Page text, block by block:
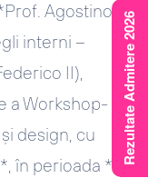
Agostino
interni –
II),
a Workshop-
design, cu
în perioada *9-
Rezultate Admitere 2026